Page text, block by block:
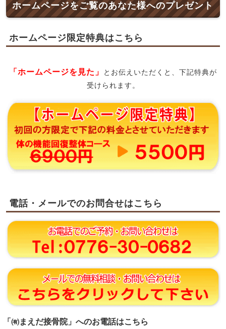
ホームページをご覧のあなた様へのプレゼント
ホームページ限定特典はこちら
「ホームページを見た」
とお伝えいただくと、下記特典が
受けられます。
電話・メールでのお問合せはこちら
「㈲まえだ接骨院」へのお電話はこちら